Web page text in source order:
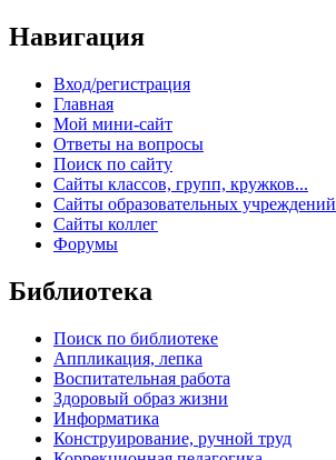
Навигация
Вход/регистрация
Главная
Мой мини-сайт
Ответы на вопросы
Поиск по сайту
Сайты классов, групп, кружков...
Сайты образовательных учреждений
Сайты коллег
Форумы
Библиотека
Поиск по библиотеке
Аппликация, лепка
Воспитательная работа
Здоровый образ жизни
Информатика
Конструирование, ручной труд